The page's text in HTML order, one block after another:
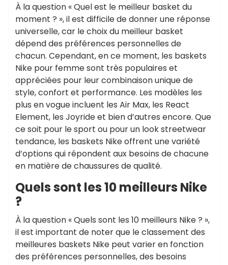
À la question « Quel est le meilleur basket du
moment ? », il est difficile de donner une réponse
universelle, car le choix du meilleur basket
dépend des préférences personnelles de
chacun. Cependant, en ce moment, les baskets
Nike pour femme sont très populaires et
appréciées pour leur combinaison unique de
style, confort et performance. Les modèles les
plus en vogue incluent les Air Max, les React
Element, les Joyride et bien d’autres encore. Que
ce soit pour le sport ou pour un look streetwear
tendance, les baskets Nike offrent une variété
d’options qui répondent aux besoins de chacune
en matière de chaussures de qualité.
Quels sont les 10 meilleurs Nike
?
À la question « Quels sont les 10 meilleurs Nike ? »,
il est important de noter que le classement des
meilleures baskets Nike peut varier en fonction
des préférences personnelles, des besoins